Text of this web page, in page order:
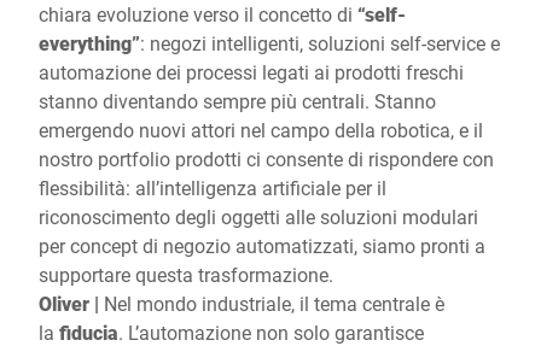
chiara evoluzione verso il concetto di “self-
everything”: negozi intelligenti, soluzioni self-service e
automazione dei processi legati ai prodotti freschi
stanno diventando sempre più centrali. Stanno
emergendo nuovi attori nel campo della robotica, e il
nostro portfolio prodotti ci consente di rispondere con
flessibilità: all’intelligenza artificiale per il
riconoscimento degli oggetti alle soluzioni modulari
per concept di negozio automatizzati, siamo pronti a
supportare questa trasformazione.
Oliver | Nel mondo industriale, il tema centrale è
la fiducia. L’automazione non solo garantisce